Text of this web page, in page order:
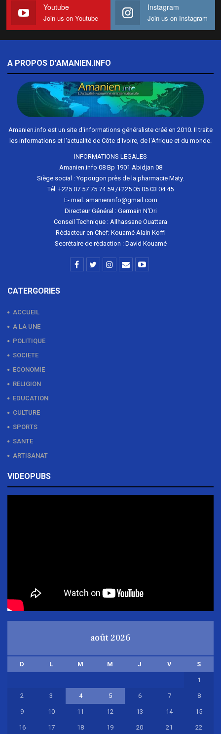
Youtube
Join us on Youtube
Instagram
Join us on Instagram
A PROPOS D’AMANIEN.INFO
Amanien.info est un site d'informations généraliste créé en 2010. Il traite
les informations et l'actualité de Côte d'Ivoire, de l'Afrique et du monde.
INFORMATIONS LEGALES
Amanien.info 08 Bp 1901 Abidjan 08
Siège social : Yopougon près de la pharmacie Maty.
Tél: +225 07 57 75 74 59 /+225 05 05 03 04 45
E- mail: amanieninfo@gmail.com
Directeur Général : Germain N'Dri
Conseil Technique : Allhassane Ouattara
Rédacteur en Chef: Kouamé Alain Koffi
Secrétaire de rédaction : David Kouamé
CATERGORIES
ACCUEIL
A LA UNE
POLITIQUE
SOCIETE
ECONOMIE
RELIGION
EDUCATION
CULTURE
SPORTS
SANTE
ARTISANAT
VIDEOPUBS
août 2026
D L M M J V S
1
2 3 4 5 6 7 8
9 10 11 12 13 14 15
16 17 18 19 20 21 22